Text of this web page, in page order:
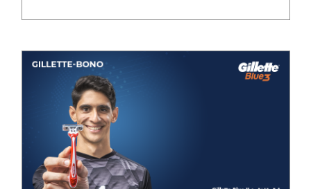
MEHDI ZERRAD
MANAGER
CHAIMAA
DIGITAL MANAGER
IDMOUSSA SAFAA
PUBLIC RELATIONS
CONSULTANT
NOUHAILA DIKER